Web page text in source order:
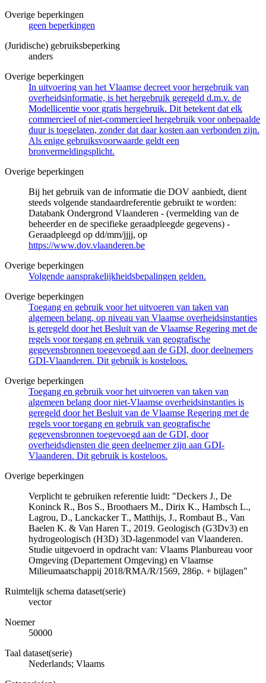
Overige beperkingen
geen beperkingen
(Juridische) gebruiksbeperking
anders
Overige beperkingen
In uitvoering van het Vlaamse decreet voor hergebruik van
overheidsinformatie, is het hergebruik geregeld d.m.v. de
Modellicentie voor gratis hergebruik. Dit betekent dat elk
commercieel of niet-commercieel hergebruik voor onbepaalde
duur is toegelaten, zonder dat daar kosten aan verbonden zijn.
Als enige gebruiksvoorwaarde geldt een
bronvermeldingsplicht.
Overige beperkingen
Bij het gebruik van de informatie die DOV aanbiedt, dient
steeds volgende standaardreferentie gebruikt te worden:
Databank Ondergrond Vlaanderen - (vermelding van de
beheerder en de specifieke geraadpleegde gegevens) -
Geraadpleegd op dd/mm/jjjj, op
https://www.dov.vlaanderen.be
Overige beperkingen
Volgende aansprakelijkheidsbepalingen gelden.
Overige beperkingen
Toegang en gebruik voor het uitvoeren van taken van
algemeen belang, op niveau van Vlaamse overheidsinstanties
is geregeld door het Besluit van de Vlaamse Regering met de
regels voor toegang en gebruik van geografische
gegevensbronnen toegevoegd aan de GDI, door deelnemers
GDI-Vlaanderen. Dit gebruik is kosteloos.
Overige beperkingen
Toegang en gebruik voor het uitvoeren van taken van
algemeen belang door niet-Vlaamse overheidsinstanties is
geregeld door het Besluit van de Vlaamse Regering met de
regels voor toegang en gebruik van geografische
gegevensbronnen toegevoegd aan de GDI, door
overheidsdiensten die geen deelnemer zijn aan GDI-
Vlaanderen. Dit gebruik is kosteloos.
Overige beperkingen
Verplicht te gebruiken referentie luidt: "Deckers J., De
Koninck R., Bos S., Broothaers M., Dirix K., Hambsch L.,
Lagrou, D., Lanckacker T., Matthijs, J., Rombaut B., Van
Baelen K. & Van Haren T., 2019. Geologisch (G3Dv3) en
hydrogeologisch (H3D) 3D-lagenmodel van Vlaanderen.
Studie uitgevoerd in opdracht van: Vlaams Planbureau voor
Omgeving (Departement Omgeving) en Vlaamse
Milieumaatschappij 2018/RMA/R/1569, 286p. + bijlagen"
Ruimtelijk schema dataset(serie)
vector
Noemer
50000
Taal dataset(serie)
Nederlands; Vlaams